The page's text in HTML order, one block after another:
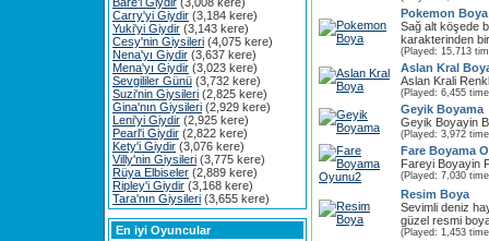
Carry'yi Giydir (3,184 kere)
Yuki'yi Giydir (3,143 kere)
Cesy'nin Giysileri (4,075 kere)
Nena'yı Giydir (3,637 kere)
Mena'yı Giydir (3,023 kere)
Sevgililer Günü (3,732 kere)
Suzi'nin Giysileri (2,825 kere)
Gina'nın Giysileri (2,929 kere)
Leni'yi Giydir (2,925 kere)
Pearl'i Giydir (2,822 kere)
Kety'i Giydir (3,076 kere)
Villy'nin Giysileri (3,775 kere)
Rüya Elbiseler (2,889 kere)
Ripley'i Giydir (3,168 kere)
Tara'nın Giysileri (3,655 kere)
En iyi Oyuncular
Pokemon Boya
Sağ alt köşede
karakterinden
(Played: 15,713
Aslan Kral
Aslan Krali
(Played: 6,455
Geyik Boyama
Geyik Boyayin
(Played: 3,972
Fare Boyama
Fareyi Boyayin
(Played: 7,030
Resim Boya
Sevimli deniz
güzel resmi
(Played: 1,453